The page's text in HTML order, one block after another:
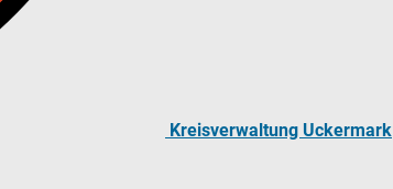
Kreisverwaltung Uckermark